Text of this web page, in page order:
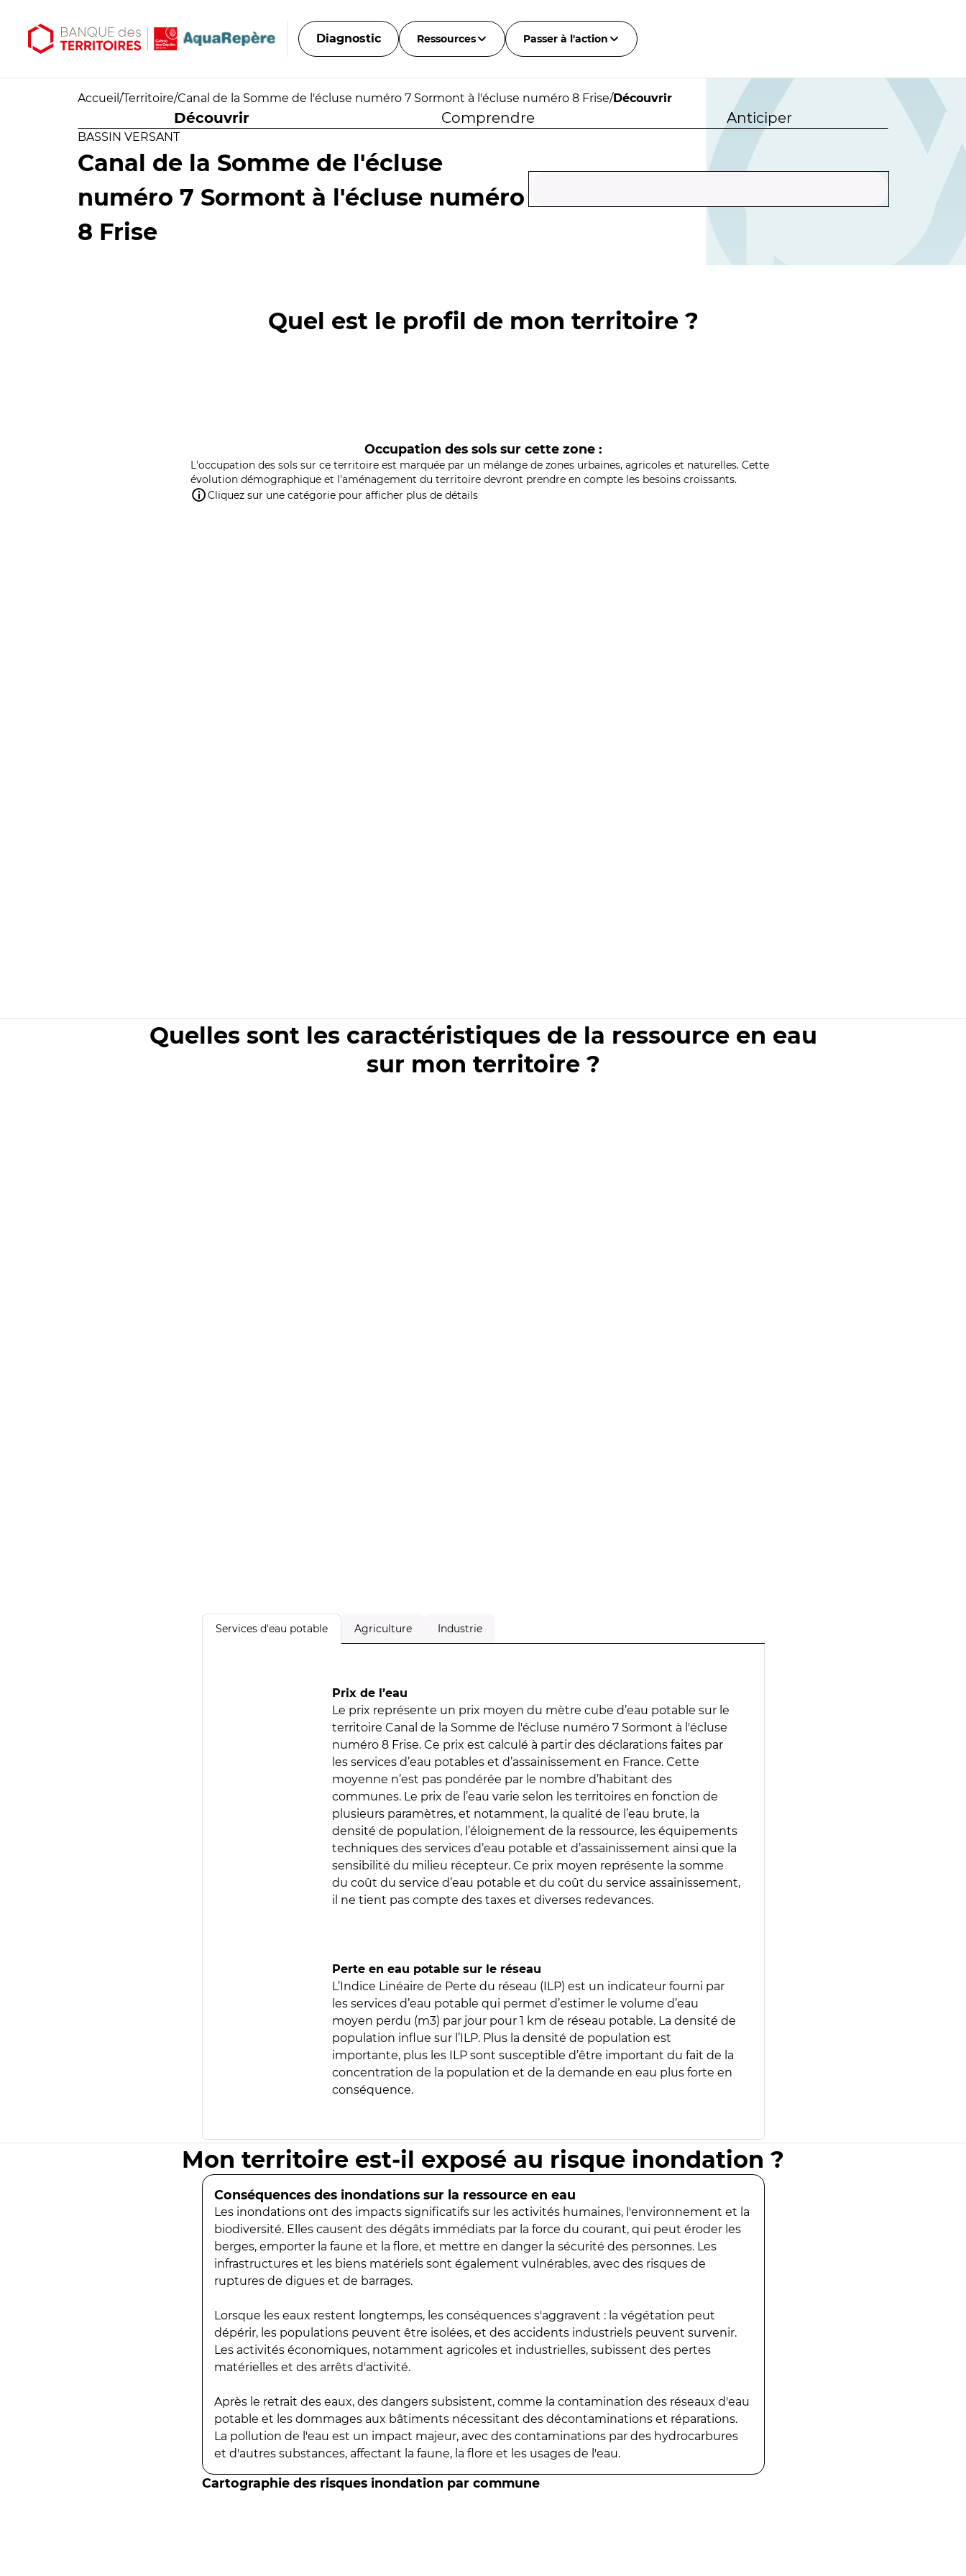
Diagnostic Ressources Passer à l'action
Accueil /Territoire/Canal de la Somme de l'écluse numéro 7 Sormont à l'écluse numéro 8 Frise/Découvrir
Découvrir Comprendre Anticiper
BASSIN VERSANT
Canal de la Somme de l'écluse
numéro 7 Sormont à l'écluse numéro
8 Frise
Quel est le profil de mon territoire ?
Occupation des sols sur cette zone :
L'occupation des sols sur ce territoire est marquée par un mélange de zones urbaines, agricoles et naturelles. Cette
évolution démographique et l'aménagement du territoire devront prendre en compte les besoins croissants.
Cliquez sur une catégorie pour afficher plus de détails
Quelles sont les caractéristiques de la ressource en eau
sur mon territoire ?
Services d'eau potable Agriculture Industrie
Prix de l’eau
Le prix représente un prix moyen du mètre cube d’eau potable sur le
territoire Canal de la Somme de l'écluse numéro 7 Sormont à l'écluse
numéro 8 Frise. Ce prix est calculé à partir des déclarations faites par
les services d’eau potables et d’assainissement en France. Cette
moyenne n’est pas pondérée par le nombre d’habitant des
communes. Le prix de l’eau varie selon les territoires en fonction de
plusieurs paramètres, et notamment, la qualité de l’eau brute, la
densité de population, l’éloignement de la ressource, les équipements
techniques des services d’eau potable et d’assainissement ainsi que la
sensibilité du milieu récepteur. Ce prix moyen représente la somme
du coût du service d’eau potable et du coût du service assainissement,
il ne tient pas compte des taxes et diverses redevances.
Perte en eau potable sur le réseau
L’Indice Linéaire de Perte du réseau (ILP) est un indicateur fourni par
les services d’eau potable qui permet d’estimer le volume d’eau
moyen perdu (m3) par jour pour 1 km de réseau potable. La densité de
population influe sur l’ILP. Plus la densité de population est
importante, plus les ILP sont susceptible d’être important du fait de la
concentration de la population et de la demande en eau plus forte en
conséquence.
Mon territoire est-il exposé au risque inondation ?
Conséquences des inondations sur la ressource en eau
Les inondations ont des impacts significatifs sur les activités humaines, l'environnement et la
biodiversité. Elles causent des dégâts immédiats par la force du courant, qui peut éroder les
berges, emporter la faune et la flore, et mettre en danger la sécurité des personnes. Les
infrastructures et les biens matériels sont également vulnérables, avec des risques de
ruptures de digues et de barrages.
Lorsque les eaux restent longtemps, les conséquences s'aggravent : la végétation peut
dépérir, les populations peuvent être isolées, et des accidents industriels peuvent survenir.
Les activités économiques, notamment agricoles et industrielles, subissent des pertes
matérielles et des arrêts d'activité.
Après le retrait des eaux, des dangers subsistent, comme la contamination des réseaux d'eau
potable et les dommages aux bâtiments nécessitant des décontaminations et réparations.
La pollution de l'eau est un impact majeur, avec des contaminations par des hydrocarbures
et d'autres substances, affectant la faune, la flore et les usages de l'eau.
Cartographie des risques inondation par commune